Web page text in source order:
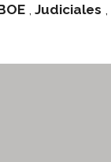
, Judiciales ,